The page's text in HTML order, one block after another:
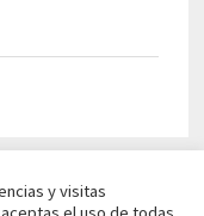
y visitas